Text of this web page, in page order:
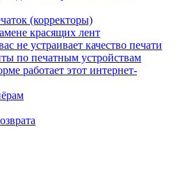
(корректоры)
красящих лент
не устраивает качество печати
по печатным устройствам
работает этот интернет-